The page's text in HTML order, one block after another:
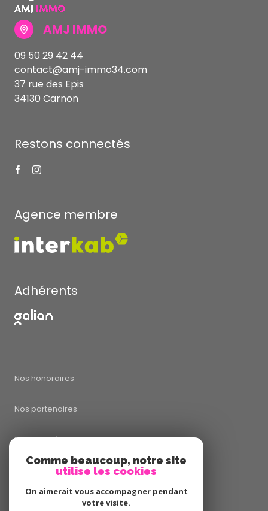
AMJ IMMO
09 50 29 42 44
contact@amj-immo34.com
37 rue des Epis
34130 Carnon
Restons connectés
Agence membre
Adhérents
Nos honoraires
Nos partenaires
Mentions légales
Comme beaucoup, notre site
utilise les cookies
On aimerait vous accompagner pendant
votre visite.